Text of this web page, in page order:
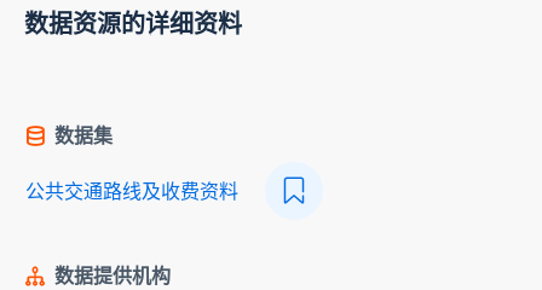
数据资源的详细资料
数据集
公共交通路线及收费资料
数据提供机构